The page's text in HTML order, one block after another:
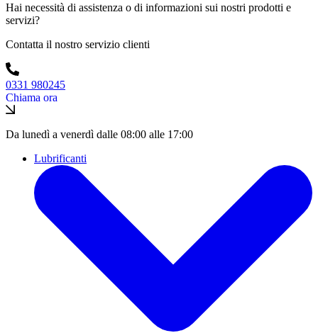
Hai necessità di assistenza o di informazioni sui nostri prodotti e
servizi?
Contatta il nostro servizio clienti
0331 980245
Chiama ora
Da lunedì a venerdì dalle 08:00 alle 17:00
Lubrificanti